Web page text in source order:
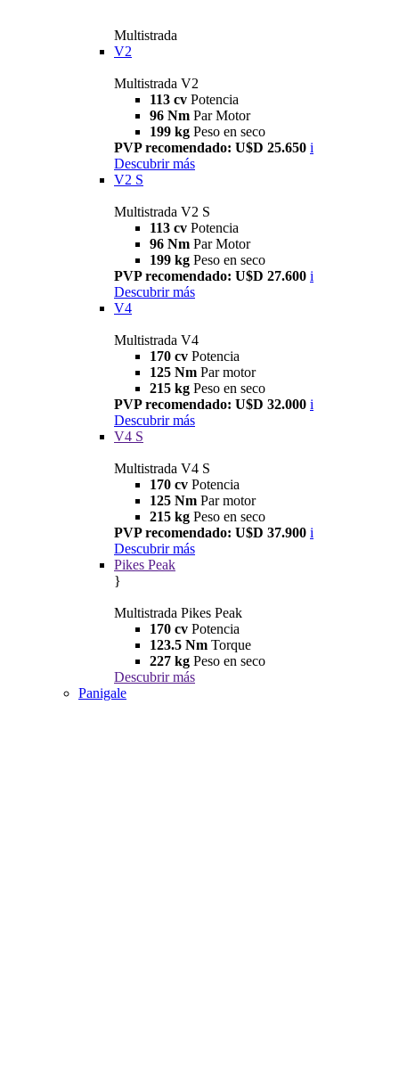
Multistrada
V2
Multistrada V2
113 cv Potencia
96 Nm Par Motor
199 kg Peso en seco
PVP recomendado: U$D 25.650 i
Descubrir más
V2 S
Multistrada V2 S
113 cv Potencia
96 Nm Par Motor
199 kg Peso en seco
PVP recomendado: U$D 27.600 i
Descubrir más
V4
Multistrada V4
170 cv Potencia
125 Nm Par motor
215 kg Peso en seco
PVP recomendado: U$D 32.000 i
Descubrir más
V4 S
Multistrada V4 S
170 cv Potencia
125 Nm Par motor
215 kg Peso en seco
PVP recomendado: U$D 37.900 i
Descubrir más
Pikes Peak
}
Multistrada Pikes Peak
170 cv Potencia
123.5 Nm Torque
227 kg Peso en seco
Descubrir más
Panigale